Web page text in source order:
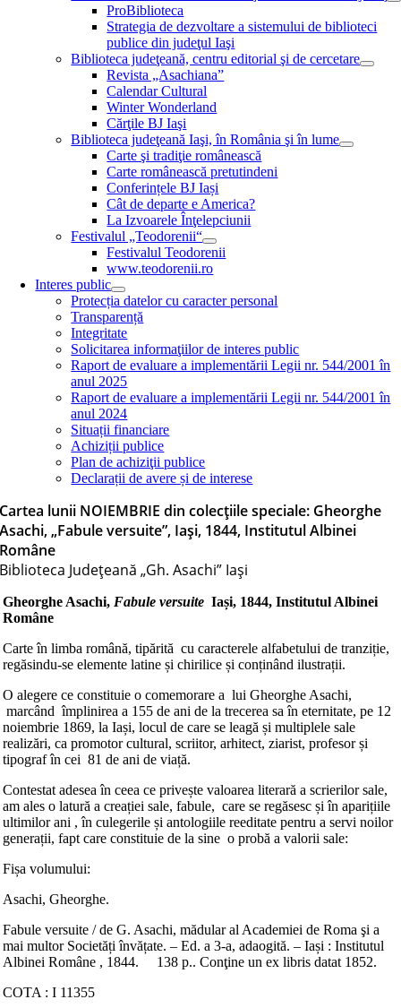
ProBiblioteca
Strategia de dezvoltare a sistemului de biblioteci
publice din judeţul Iaşi
Biblioteca judeţeană, centru editorial şi de cercetare
Revista „Asachiana”
Calendar Cultural
Winter Wonderland
Cărţile BJ Iaşi
Biblioteca judeţeană Iaşi, în România şi în lume
Carte şi tradiţie românească
Carte românească pretutindeni
Conferințele BJ Iași
Cât de departe e America?
La Izvoarele Înţelepciunii
Festivalul „Teodorenii“
Festivalul Teodorenii
www.teodorenii.ro
Interes public
Protecția datelor cu caracter personal
Transparență
Integritate
Solicitarea informaţiilor de interes public
Raport de evaluare a implementării Legii nr. 544/2001 în
anul 2025
Raport de evaluare a implementării Legii nr. 544/2001 în
anul 2024
Situații financiare
Achiziții publice
Plan de achiziţii publice
Declarații de avere și de interese
Cartea lunii NOIEMBRIE din colecțiile speciale: Gheorghe
Asachi, „Fabule versuite”, Iași, 1844, Institutul Albinei
Române
Biblioteca Judeţeană „Gh. Asachi” Iaşi
Gheorghe Asachi, Fabule versuite Iași, 1844, Institutul Albinei
Române
Carte în limba română, tipărită cu caracterele alfabetului de tranziție,
regăsindu-se elemente latine și chirilice și conținând ilustrații.
O alegere ce constituie o comemorare a lui Gheorghe Asachi,
marcând împlinirea a 155 de ani de la trecerea sa în eternitate, pe 12
noiembrie 1869, la Iași, locul de care se leagă și multiplele sale
realizări, ca promotor cultural, scriitor, arhitect, ziarist, profesor și
tipograf în cei 81 de ani de viață.
Contestat adesea în ceea ce privește valoarea literară a scrierilor sale,
am ales o latură a creației sale, fabule, care se regăsesc și în aparițiile
ultimilor ani , în culegerile și antologiile reeditate pentru a servi noilor
generații, fapt care constituie de la sine o probă a valorii sale:
Fișa volumului:
Asachi, Gheorghe.
Fabule versuite / de G. Asachi, mădular al Academiei de Roma şi a
mai multor Societăți învățate. – Ed. a 3-a, adaogită. – Iași : Institutul
Albinei Române , 1844. 138 p.. Conţine un ex libris datat 1852.
COTA : I 11355